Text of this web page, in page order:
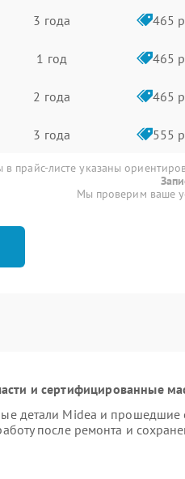
3 года 465 р
1 год 465 р
2 года 465 р
3 года 555 р
в прайс-листе указаны
Мы проверим ваше
и сертифицированные
детали Midea и прошедшие
после ремонта и